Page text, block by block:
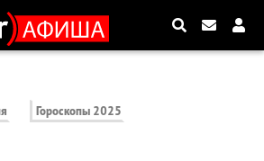
Гороскопы 2025